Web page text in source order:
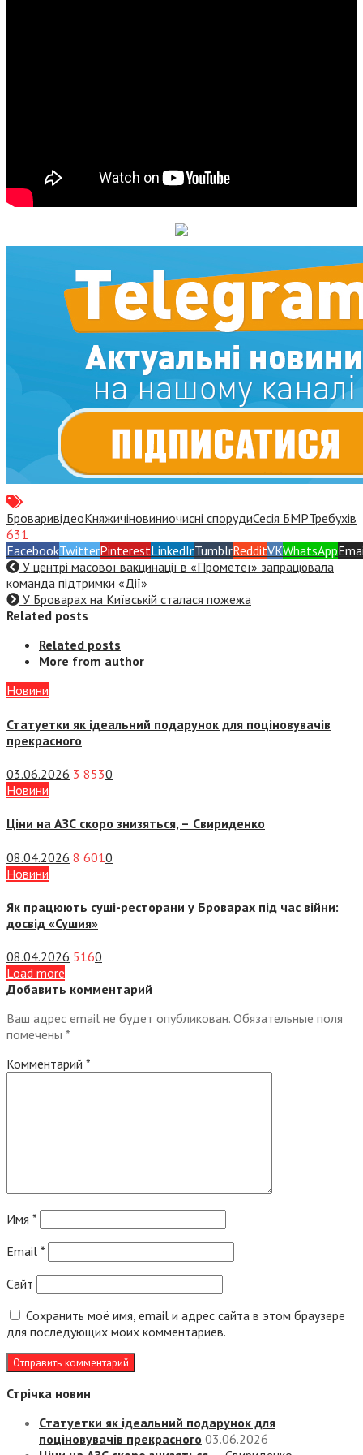
БроваривідеоКняжичіновиниочисні спорудиСесія БМРТребухів
631
FacebookTwitterPinterestLinkedInTumblrRedditVKWhatsApp
У центрі масової вакцинації в «Прометеї» запрацювала
команда підтримки «Дії»
У Броварах на Київській сталася пожежа
Related posts
Related posts
More from author
Новини
Статуетки як ідеальний подарунок для поціновувачів
прекрасного
03.06.2026 3 8530
Новини
Ціни на АЗС скоро знизяться, – Свириденко
08.04.2026 8 6010
Новини
Як працюють суші-ресторани у Броварах під час війни:
досвід «Сушия»
08.04.2026 5160
Load more
Добавить комментарий
Ваш адрес email не будет опубликован. Обязательные поля
помечены *
Комментарий *
Имя *
Email *
Сайт
Сохранить моё имя, email и адрес сайта в этом браузере
для последующих моих комментариев.
Стрічка новин
Статуетки як ідеальний подарунок для
поціновувачів прекрасного 03.06.2026